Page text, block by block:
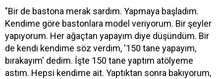
"Bir de bastona merak sardım. Yapmaya başladım.
Kendime göre bastonlara model veriyorum. Bir şeyler
yapıyorum. Her ağaçtan yapayım diye düşündüm. Bir
de kendi kendime söz verdim, '150 tane yapayım,
bırakayım' dedim. İşte 150 tane yaptım atölyeme
astım. Hepsi kendime ait. Yaptıktan sonra bakıyorum,